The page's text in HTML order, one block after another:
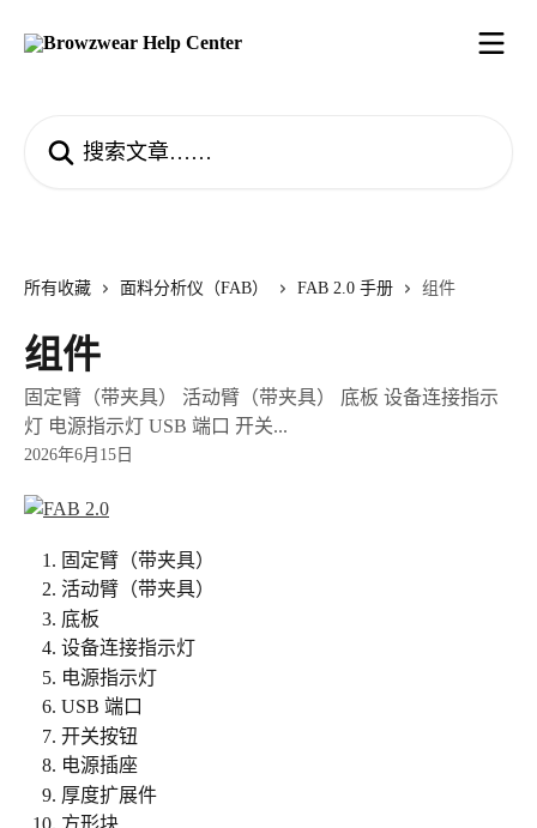
所有收藏 面料分析仪（FAB） FAB 2.0 手册 组件
组件
固定臂（带夹具） 活动臂（带夹具） 底板 设备连接指示
灯 电源指示灯 USB 端口 开关...
2026年6月15日
固定臂（带夹具）
活动臂（带夹具）
底板
设备连接指示灯
电源指示灯
USB 端口
开关按钮
电源插座
厚度扩展件